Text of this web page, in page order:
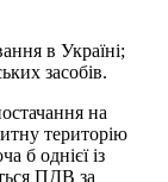
в Україні;
засобів.
на
територію
б однієї із
ПДВ за